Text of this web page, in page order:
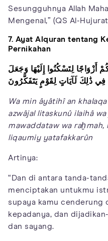
Sesungguhnya Allah
Mengenal,” (QS Al-
7. Ayat Alquran tentang
Pernikahan
لِتَسْكُنُوا إِلَيْهَا وَجَعَلَ
ذَٰلِكَ لَآيَاتٍ لِقَوْمٍ يَتَفَكَّرُونَ
Wa min âyâtihî an
azwâjal litaskunû ilaihâ wa
mawaddataw wa raḫmah,
liqaumiy yatafakkarûn
Artinya:
“Dan di antara tanda-
menciptakan untukmu
supaya kamu cenderung
kepadanya, dan
dan sayang.